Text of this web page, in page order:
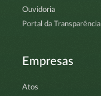
Ouvidoria
Portal da Transparência
Empresas
Atos